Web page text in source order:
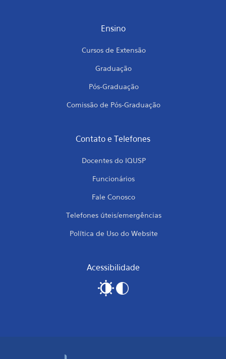
Ensino
Cursos de Extensão
Graduação
Pós-Graduação
Comissão de Pós-Graduação
Contato e Telefones
Docentes do IQUSP
Funcionários
Fale Conosco
Telefones úteis/emergências
Política de Uso do Website
Acessibilidade